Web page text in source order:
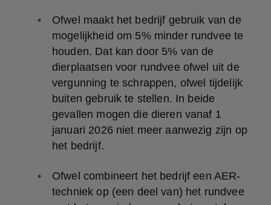
Ofwel maakt het bedrijf gebruik van de
mogelijkheid om 5% minder rundvee te
houden. Dat kan door 5% van de
dierplaatsen voor rundvee ofwel uit de
vergunning te schrappen, ofwel tijdelijk
buiten gebruik te stellen. In beide
gevallen mogen die dieren vanaf 1
januari 2026 niet meer aanwezig zijn op
het bedrijf.
Ofwel combineert het bedrijf een AER-
techniek op (een deel van) het rundvee